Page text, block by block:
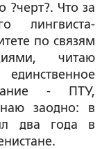
Что за
лингвиста-
по связям
читаю
- ПТУ,
заодно: в
два года в